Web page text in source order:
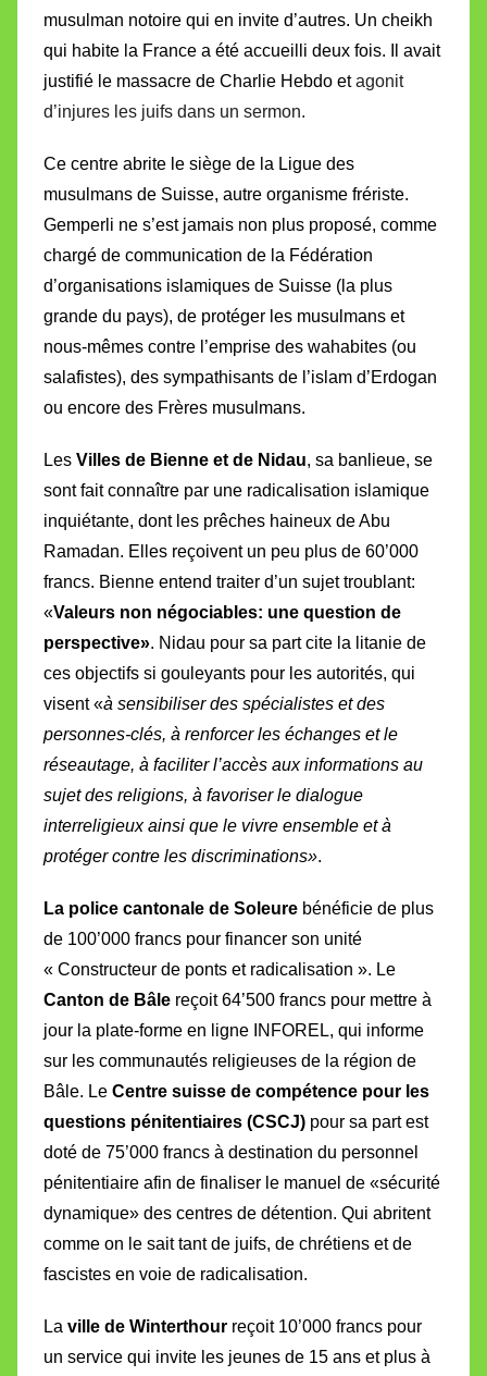
musulman notoire qui en invite d’autres. Un cheikh
qui habite la France a été accueilli deux fois. Il avait
justifié le massacre de Charlie Hebdo etagonit
d’injures les juifs dans un sermon.
Ce centre abrite le siège de la Ligue des
musulmans de Suisse, autre organisme frériste.
Gemperli ne s’est jamais non plus proposé, comme
chargé de communication de la Fédération
d’organisations islamiques de Suisse (la plus
grande du pays), de protéger les musulmans et
nous-mêmes contre l’emprise des wahabites (ou
salafistes), des sympathisants de l’islam d’Erdogan
ou encore des Frères musulmans.
Les Villes de Bienne et de Nidau, sa banlieue, se
sont fait connaître par une radicalisation islamique
inquiétante, dont les prêches haineux de Abu
Ramadan. Elles reçoivent un peu plus de 60’000
francs. Bienne entend traiter d’un sujet troublant:
«Valeurs non négociables: une question de
perspective». Nidau pour sa part cite la litanie de
ces objectifs si gouleyants pour les autorités, qui
visent «à sensibiliser des spécialistes et des
personnes-clés, à renforcer les échanges et le
réseautage, à faciliter l’accès aux informations au
sujet des religions, à favoriser le dialogue
interreligieux ainsi que le vivre ensemble et à
protéger contre les discriminations».
La police cantonale de Soleure bénéficie de plus
de 100’000 francs pour financer son unité
« Constructeur de ponts et radicalisation ». Le
Canton de Bâle reçoit 64’500 francs pour mettre à
jour la plate-forme en ligne INFOREL, qui informe
sur les communautés religieuses de la région de
Bâle. Le Centre suisse de compétence pour les
questions pénitentiaires (CSCJ) pour sa part est
doté de 75’000 francs à destination du personnel
pénitentiaire afin de finaliser le manuel de «sécurité
dynamique» des centres de détention. Qui abritent
comme on le sait tant de juifs, de chrétiens et de
fascistes en voie de radicalisation.
La ville de Winterthour reçoit 10’000 francs pour
un service qui invite les jeunes de 15 ans et plus à